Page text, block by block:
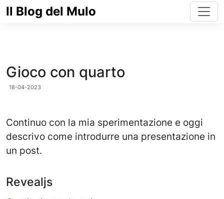
Il Blog del Mulo
Gioco con quarto
18-04-2023
Continuo con la mia sperimentazione e oggi
descrivo come introdurre una presentazione in
un post.
Revealjs